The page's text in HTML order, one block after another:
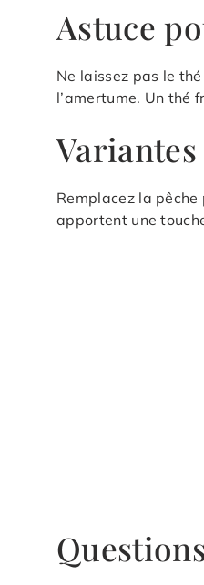
Astuce
Ne laissez pas le
l’amertume. Un thé
Variantes
Remplacez la
apportent une